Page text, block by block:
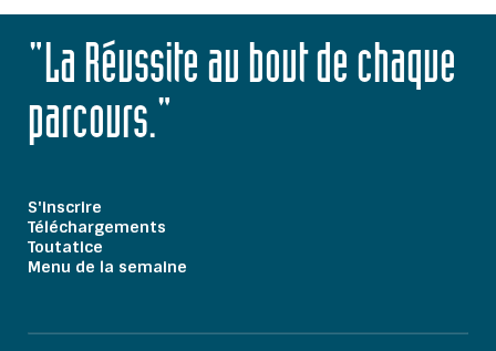
"La Réussite au bout de chaque
parcours."
S'inscrire
Téléchargements
Toutatice
Menu de la semaine